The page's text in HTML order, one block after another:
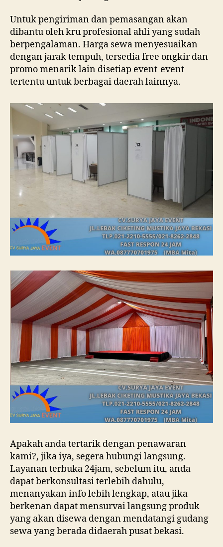
Untuk pengiriman dan pemasangan akan
dibantu oleh kru profesional ahli yang sudah
berpengalaman. Harga sewa menyesuaikan
dengan jarak tempuh, tersedia free ongkir dan
promo menarik lain disetiap event-event
tertentu untuk berbagai daerah lainnya.
Apakah anda tertarik dengan penawaran
kami?, jika iya, segera hubungi langsung.
Layanan terbuka 24jam, sebelum itu, anda
dapat berkonsultasi terlebih dahulu,
menanyakan info lebih lengkap, atau jika
berkenan dapat mensurvai langsung produk
yang akan disewa dengan mendatangi gudang
sewa yang berada didaerah pusat bekasi.